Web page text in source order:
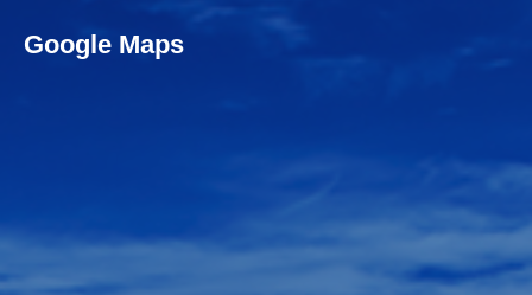
Google Maps